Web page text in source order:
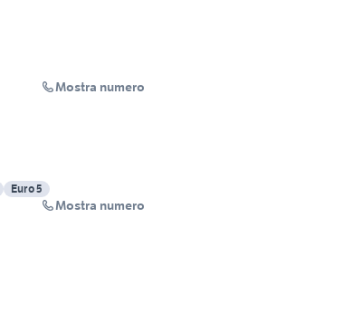
Mostra numero
Euro 5
Mostra numero